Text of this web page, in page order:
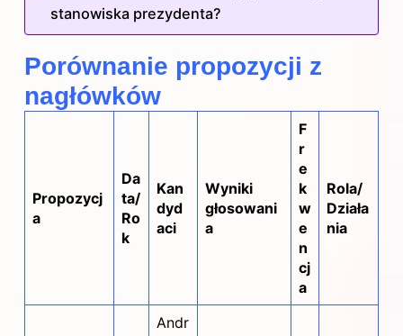
stanowiska prezydenta?
Porównanie propozycji z
nagłówków
Propozycj
a
Da
ta/
Ro
k
Kan
dyd
aci
Wyniki
głosowani
a
F
r
e
k
w
e
n
cj
a
Rola/
Działa
nia
Andr